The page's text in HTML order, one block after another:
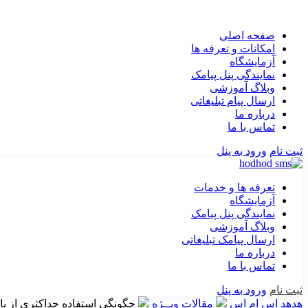
صفحه اصلی
امکانات و تعرفه ها
آزمایشگاه
نمایندگی پنل پیامک
وبلاگ آموزشی
ارسال پیام تبلیغاتی
درباره ما
تماس با ما
ثبت نام ورود به پنل
تعرفه ها و خدمات
آزمایشگاه
نمایندگی پنل پیامک
وبلاگ آموزشی
ارسال پیامک تبلیغاتی
درباره ما
تماس با ما
ثبت نام ورود به پنل
هدهد اس ام اس
مقالات ویــژه
چگونگی استفاده حداکثری از